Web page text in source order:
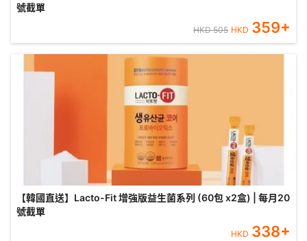
號截單
HKD505 HKD 359+
【韓國直送】Lacto-Fit 增強版益生菌系列 (60包 x2盒) | 每月20
號截單
HKD 338+